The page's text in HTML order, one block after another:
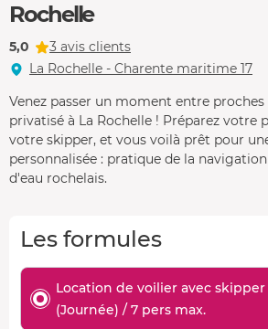
Rochelle
5,0
3 avis clients
La Rochelle - Charente maritime 17
Venez passer un moment entre
privatisé à La Rochelle ! Préparez votre
votre skipper, et vous voilà prêt pour
personnalisée : pratique de la
d'eau rochelais.
Les formules
Location de voilier avec skipper
(Journée) / 7 pers max.